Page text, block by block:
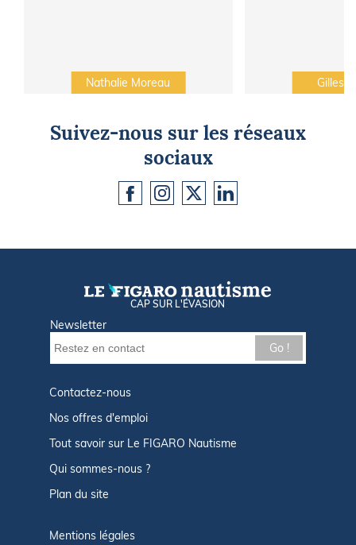
Nathalie Moreau Gilles
Suivez-nous sur les réseaux
sociaux
CAP SUR L'ÉVASION
Newsletter
Go !
Contactez-nous
Nos offres d'emploi
Tout savoir sur Le FIGARO Nautisme
Qui sommes-nous ?
Plan du site
Mentions légales